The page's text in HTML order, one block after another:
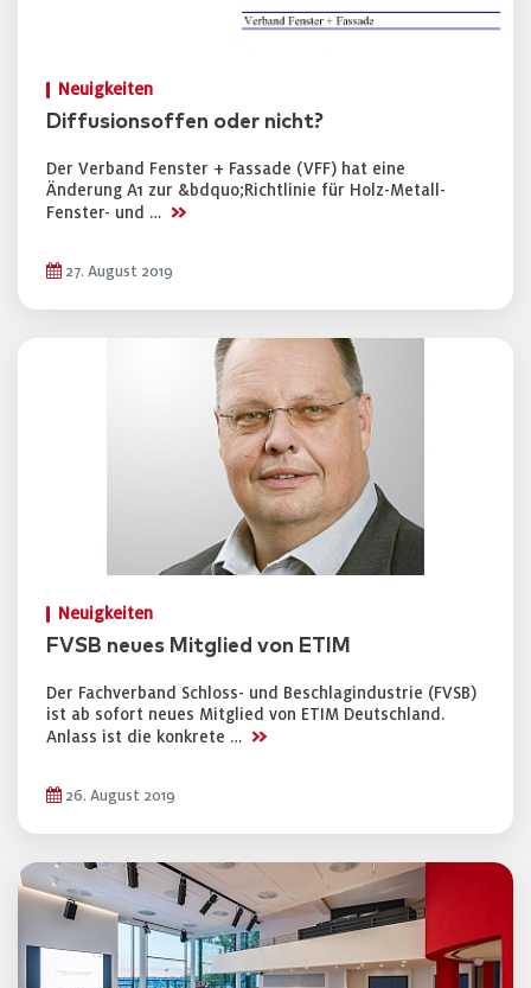
Neuigkeiten
Diffusionsoffen oder nicht?
Der Verband Fenster + Fassade (VFF) hat eine
Änderung A1 zur &bdquo;Richtlinie für Holz-Metall-
Fenster- und … >>
27. August 2019
Neuigkeiten
FVSB neues Mitglied von ETIM
Der Fachverband Schloss- und Beschlagindustrie (FVSB)
ist ab sofort neues Mitglied von ETIM Deutschland.
Anlass ist die konkrete … >>
26. August 2019